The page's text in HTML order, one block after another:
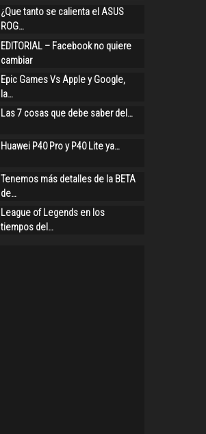
¿Que tanto se calienta el ASUS
ROG…
EDITORIAL – Facebook no quiere
cambiar
Epic Games Vs Apple y Google,
la…
Las 7 cosas que debe saber del…
Huawei P40 Pro y P40 Lite ya…
Tenemos más detalles de la BETA
de…
League of Legends en los
tiempos del…